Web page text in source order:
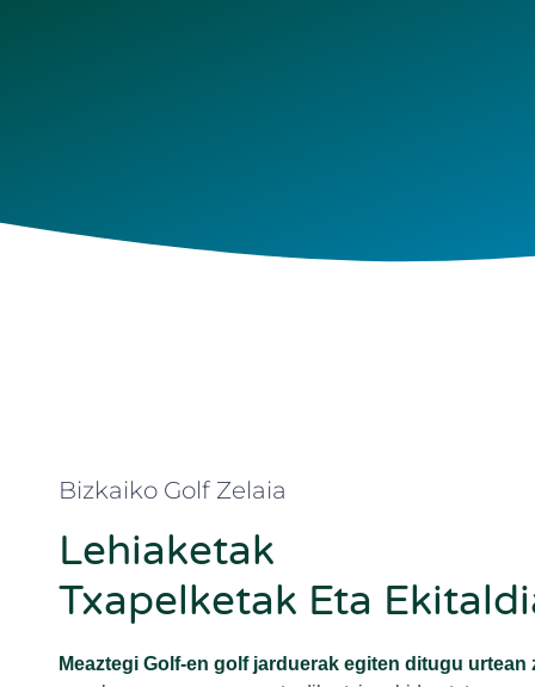
Bizkaiko Golf Zelaia
Lehiaketak
Txapelketak Eta
Meaztegi Golf-en golf jarduerak egiten ditugu urtean